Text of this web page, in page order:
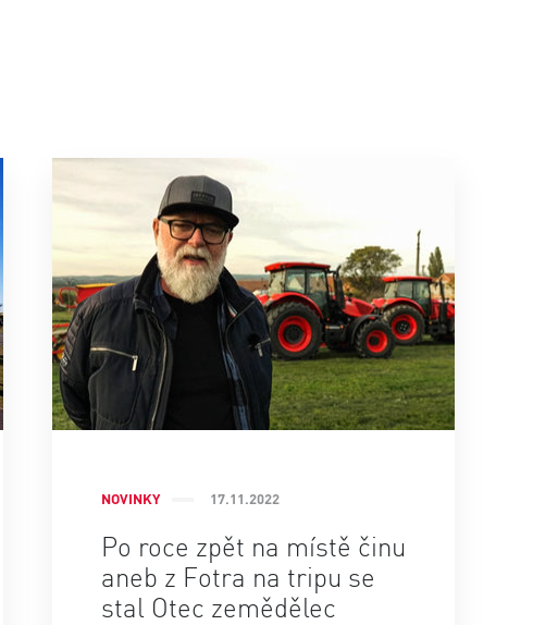
NOVINKY 17.11.2022
Po roce zpět na místě činu
aneb z Fotra na tripu se
stal Otec zemědělec